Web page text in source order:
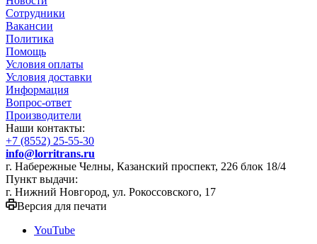
Сотрудники
Вакансии
Политика
Помощь
Условия оплаты
Условия доставки
Информация
Вопрос-ответ
Производители
Наши контакты:
+7 (8552) 25-55-30
info@lorritrans.ru
г. Набережные Челны, Казанский проспект, 226 блок 18/4
Пункт выдачи:
г. Нижний Новгород, ул. Рокоссовского, 17
Версия для печати
YouTube